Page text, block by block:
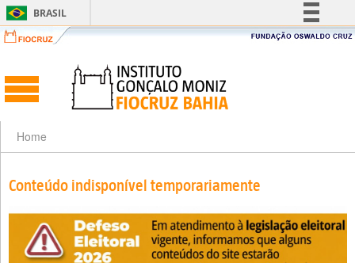
BRASIL
Simplifique!
Acesso à informação
Canais
Home
Conteúdo indisponível temporariamente